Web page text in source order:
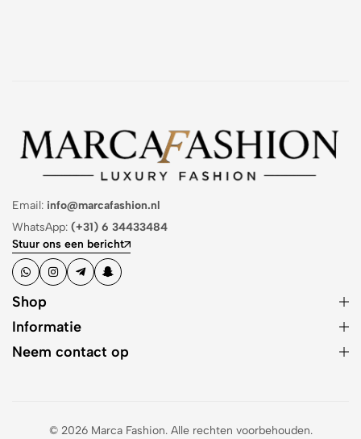
Email: info@marcafashion.nl
WhatsApp: (+31) 6 34433484
Stuur ons een bericht
Shop
Informatie
Neem contact op
© 2026 Marca Fashion. Alle rechten voorbehouden.